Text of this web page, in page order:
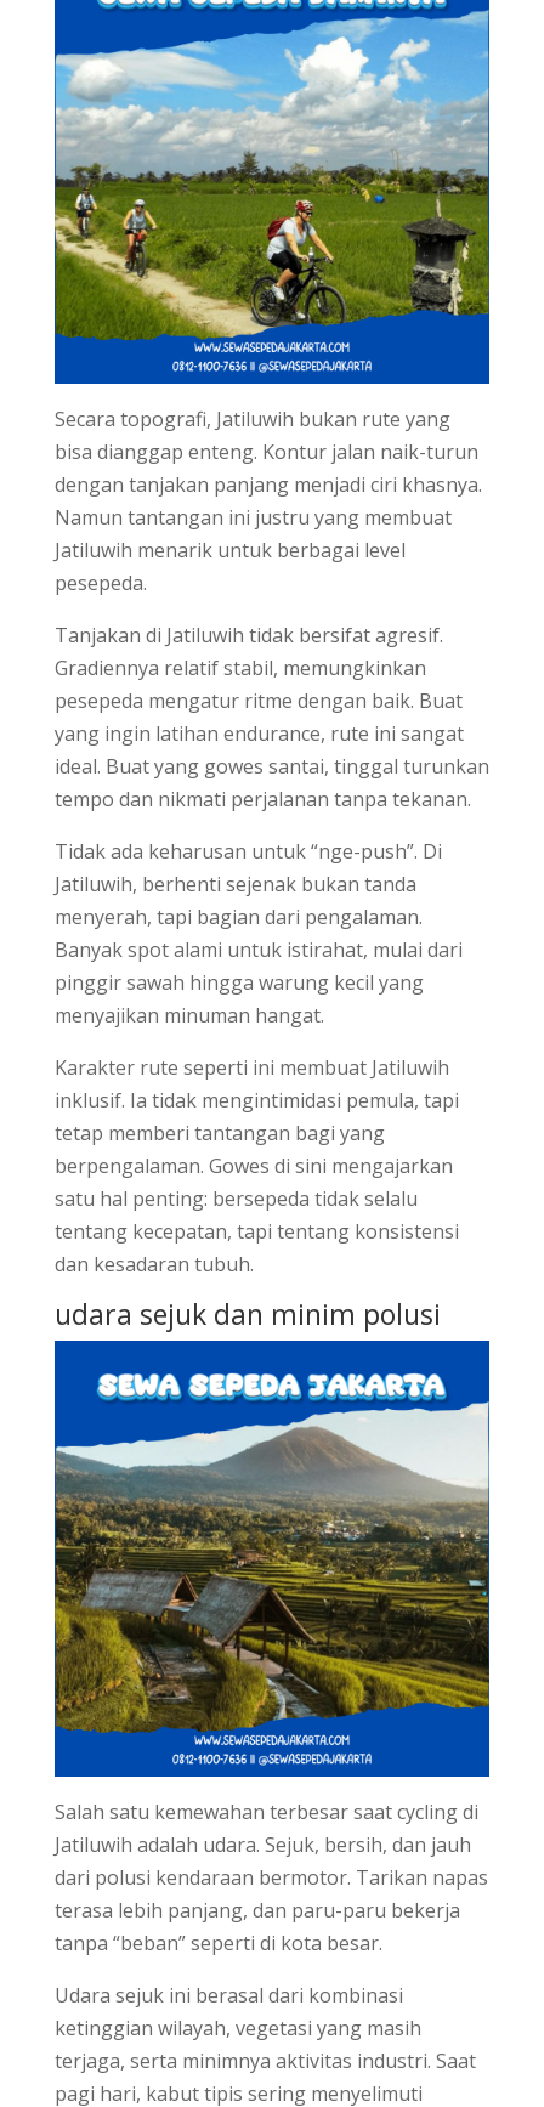
Secara topografi, Jatiluwih bukan rute yang
bisa dianggap enteng. Kontur jalan naik-turun
dengan tanjakan panjang menjadi ciri khasnya.
Namun tantangan ini justru yang membuat
Jatiluwih menarik untuk berbagai level
pesepeda.
Tanjakan di Jatiluwih tidak bersifat agresif.
Gradiennya relatif stabil, memungkinkan
pesepeda mengatur ritme dengan baik. Buat
yang ingin latihan endurance, rute ini sangat
ideal. Buat yang gowes santai, tinggal turunkan
tempo dan nikmati perjalanan tanpa tekanan.
Tidak ada keharusan untuk “nge-push”. Di
Jatiluwih, berhenti sejenak bukan tanda
menyerah, tapi bagian dari pengalaman.
Banyak spot alami untuk istirahat, mulai dari
pinggir sawah hingga warung kecil yang
menyajikan minuman hangat.
Karakter rute seperti ini membuat Jatiluwih
inklusif. Ia tidak mengintimidasi pemula, tapi
tetap memberi tantangan bagi yang
berpengalaman. Gowes di sini mengajarkan
satu hal penting: bersepeda tidak selalu
tentang kecepatan, tapi tentang konsistensi
dan kesadaran tubuh.
udara sejuk dan minim polusi
Salah satu kemewahan terbesar saat cycling di
Jatiluwih adalah udara. Sejuk, bersih, dan jauh
dari polusi kendaraan bermotor. Tarikan napas
terasa lebih panjang, dan paru-paru bekerja
tanpa “beban” seperti di kota besar.
Udara sejuk ini berasal dari kombinasi
ketinggian wilayah, vegetasi yang masih
terjaga, serta minimnya aktivitas industri. Saat
pagi hari, kabut tipis sering menyelimuti